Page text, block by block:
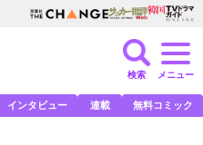
検索 メニュー
インタビュー 連載 無料コミック